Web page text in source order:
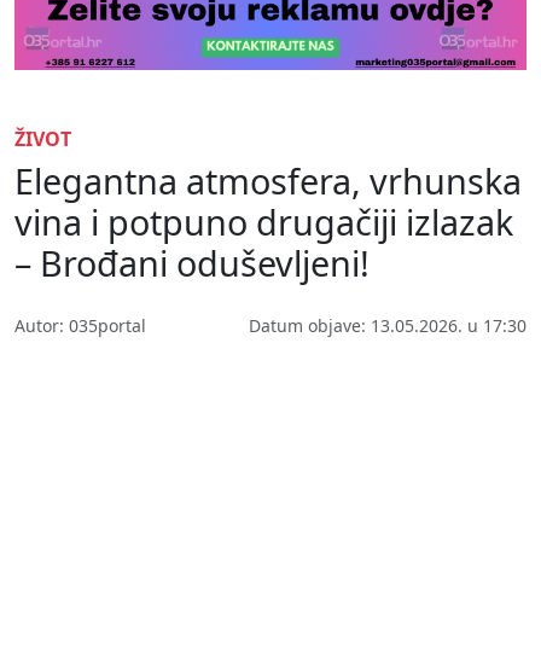
ŽIVOT
Elegantna atmosfera, vrhunska
vina i potpuno drugačiji izlazak
– Brođani oduševljeni!
Autor: 035portal Datum objave: 13.05.2026. u 17:30